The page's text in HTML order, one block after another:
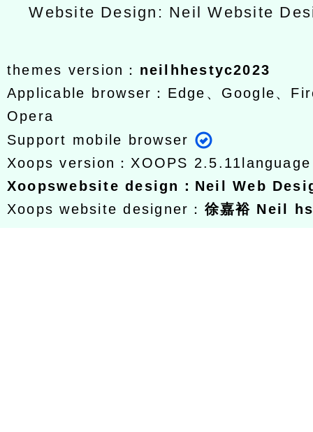
Website Design: Neil Website
themes version： neilhhestyc2023
Applicable browser：Edge、Google、
Opera
Support mobile browser
Xoops version： XOOPS 2.5.11
Xoopswebsite design ： Neil Web
Xoops website designer： 徐嘉裕 Neil